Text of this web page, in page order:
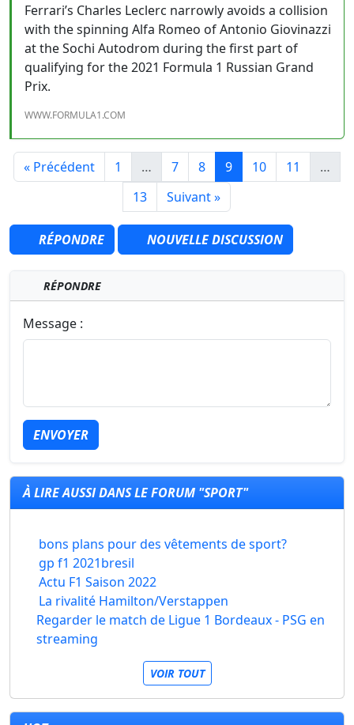
Ferrari’s Charles Leclerc narrowly avoids a collision
with the spinning Alfa Romeo of Antonio Giovinazzi
at the Sochi Autodrom during the first part of
qualifying for the 2021 Formula 1 Russian Grand
Prix.
WWW.FORMULA1.COM
« Précédent 1 … 7 8 9 10 11
…
13
Suivant »
RÉPONDRE NOUVELLE DISCUSSION
RÉPONDRE
Message :
ENVOYER
À LIRE AUSSI DANS LE FORUM "SPORT"
bons plans pour des vêtements de sport?
gp f1 2021bresil
Actu F1 Saison 2022
La rivalité Hamilton/Verstappen
Regarder le match de Ligue 1 Bordeaux - PSG en
streaming
VOIR TOUT